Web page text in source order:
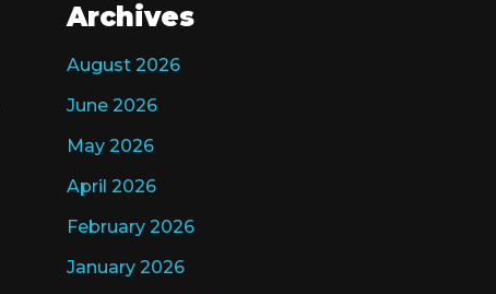
Archives
August 2026
June 2026
May 2026
April 2026
February 2026
January 2026